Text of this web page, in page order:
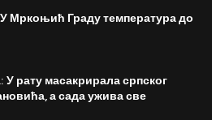
Мркоњић Граду температура до
масакрирала српског
а сада ужива све